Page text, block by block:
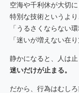
空海や千利休が大切に
特別な技術というより
「うるさくならない
「迷いが増えない在
静かになると、人は止
迷いだけが止まる。
だから、行為はむしろ